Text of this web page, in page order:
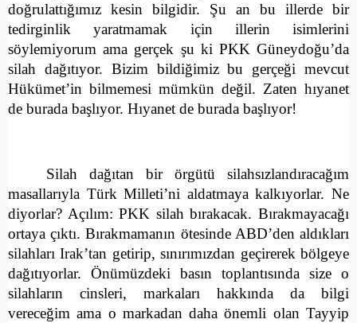
doğrulattığımız kesin bilgidir. Şu an bu illerde bir
tedirginlik yaratmamak için illerin isimlerini
söylemiyorum ama gerçek şu ki PKK Güneydoğu’da
silah dağıtıyor. Bizim bildiğimiz bu gerçeği mevcut
Hükümet’in bilmemesi mümkün değil. Zaten hıyanet
de burada başlıyor. Hıyanet de burada başlıyor!
Silah dağıtan bir örgütü silahsızlandıracağım
masallarıyla Türk Milleti’ni aldatmaya kalkıyorlar. Ne
diyorlar? Açılım: PKK silah bırakacak. Bırakmayacağı
ortaya çıktı. Bırakmamanın ötesinde ABD’den aldıkları
silahları Irak’tan getirip, sınırımızdan geçirerek bölgeye
dağıtıyorlar. Önümüzdeki basın toplantısında size o
silahların cinsleri, markaları hakkında da bilgi
vereceğim ama o markadan daha önemli olan Tayyip